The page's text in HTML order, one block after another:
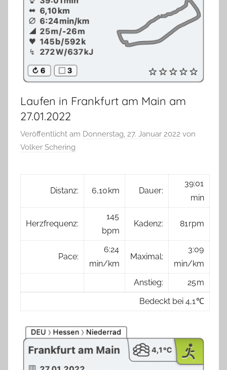
Laufen in Frankfurt am Main am
27.01.2022
Veröffentlicht am Donnerstag, 27. Januar 2022 von
Volker Schering
Distanz: 6,10 km Dauer:
39:01
min
Herzfrequenz:
145
bpm
Kadenz: 81 rpm
Pace:
6:24
min/km
Maximal:
3:09
min/km
Anstieg:
25 m
Bedeckt bei 4,1 ℃